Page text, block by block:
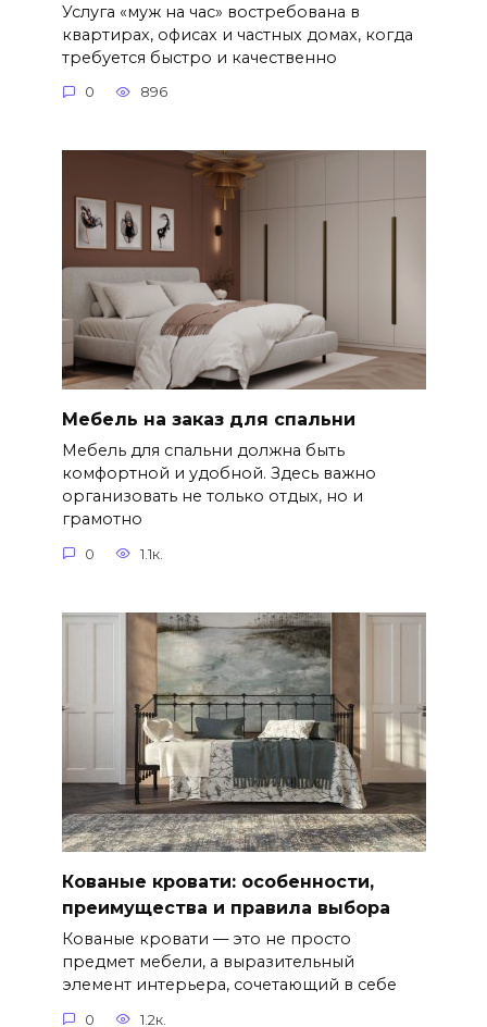
Услуга «муж на час» востребована в
квартирах, офисах и частных домах, когда
требуется быстро и качественно
0 896
Мебель на заказ для спальни
Мебель для спальни должна быть
комфортной и удобной. Здесь важно
организовать не только отдых, но и
грамотно
0 1.1к.
Кованые кровати: особенности,
преимущества и правила выбора
Кованые кровати — это не просто
предмет мебели, а выразительный
элемент интерьера, сочетающий в себе
0 1.2к.